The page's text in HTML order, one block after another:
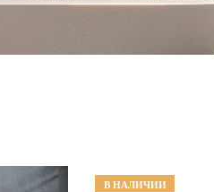
В НАЛИЧИИ